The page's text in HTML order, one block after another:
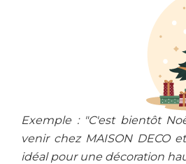
Exemple : "C'est bientôt
venir chez MAISON DECO
idéal pour une décoration